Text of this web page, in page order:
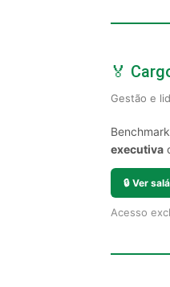
🏅
Gestão e
executiva
🔒 Ver
Acesso